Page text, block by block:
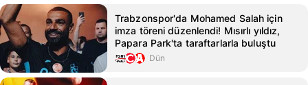
Trabzonspor'da Mohamed Salah için
imza töreni düzenlendi! Mısırlı yıldız,
Papara Park'ta taraftarlarla buluştu
Dün